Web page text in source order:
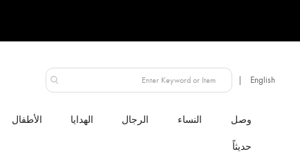
الإمارات العربية المتحدة